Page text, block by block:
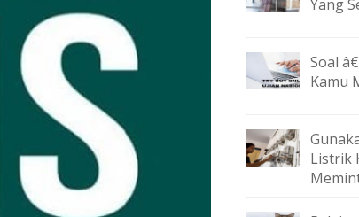
Yang
Soal
Kamu
Listrik